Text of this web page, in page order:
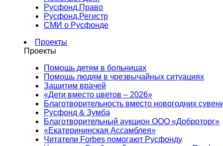
Русфонд.Право
Русфонд.Регистр
СМИ о Русфонде
Проекты
Проекты
Помощь детям в больницах
Помощь людям в чрезвычайных ситуациях
Защитим врачей
«Дети вместо цветов – 2026»
Благотворительность вместо новогодних
Русфонд & Зумба
Благотворительный аукцион ООО «Доброторг»
«Екатерининская Ассамблея»
Читатели Forbes помогают Русфонду